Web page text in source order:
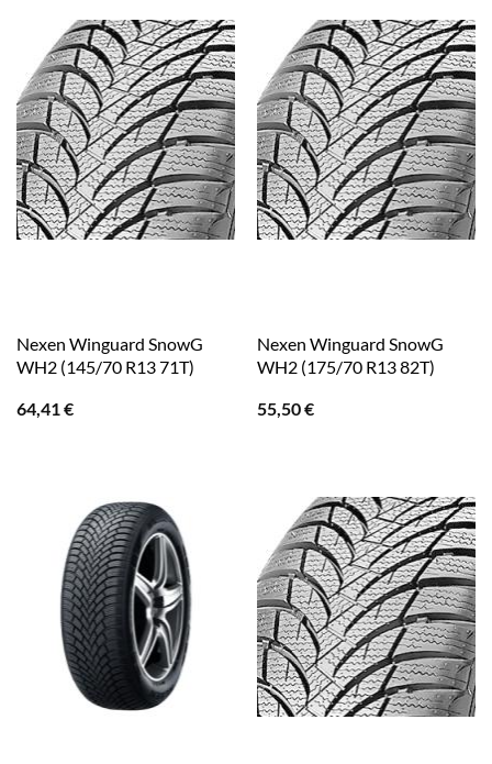
Nexen Winguard SnowG
WH2 (145/70 R13 71T)
64,41 €
Nexen Winguard SnowG
WH2 (175/70 R13 82T)
55,50€